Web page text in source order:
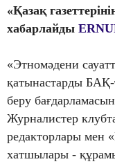
«Қазақ
хабарлайды
«Этномәдени
қатынастарды БАҚ-
беру
Журналистер
редакторлары мен
хатшылары -